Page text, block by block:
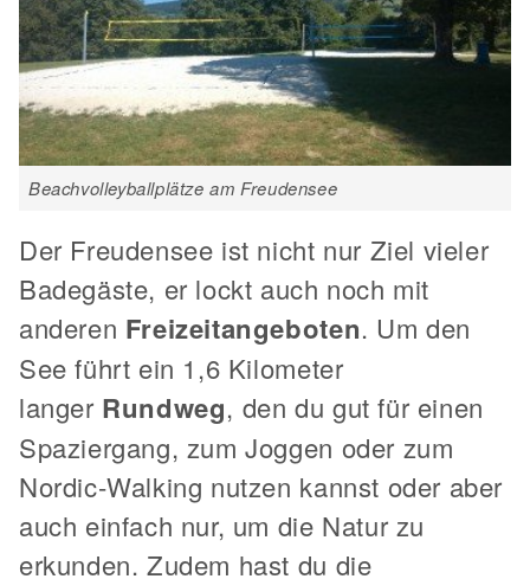
Beachvolleyballplätze am Freudensee
Der Freudensee ist nicht nur Ziel vieler
Badegäste, er lockt auch noch mit
anderen Freizeitangeboten. Um den
See führt ein 1,6 Kilometer
langer Rundweg, den du gut für einen
Spaziergang, zum Joggen oder zum
Nordic-Walking nutzen kannst oder aber
auch einfach nur, um die Natur zu
erkunden. Zudem hast du die